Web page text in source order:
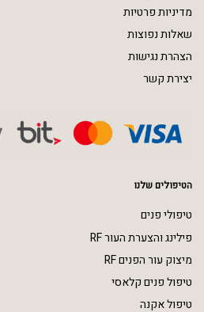
מדיניות פרטיות
שאלות נפוצות
הצהרת נגישות
יצירת קשר
הטיפולים שלנו
טיפולי פנים
פילינג והצערת העור RF
מיצוק עור הפנים RF
טיפול פנים קלאסי
טיפול אקנה